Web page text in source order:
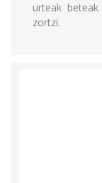
urteak
zortzi.